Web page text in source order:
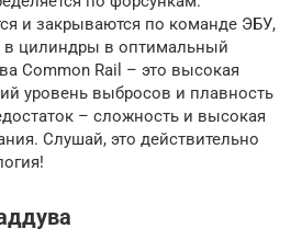
и закрываются по команде ЭБУ,
в цилиндры в оптимальный
Common Rail – это высокая
уровень выбросов и плавность
– сложность и высокая
Слушай, это действительно